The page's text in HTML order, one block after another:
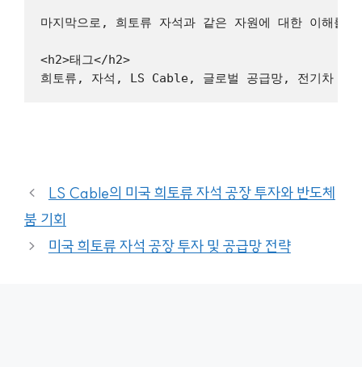
마지막으로, 희토류 자석과 같은 자원에 대한 이
<h2>태그</h2>
LS Cable의 미국 희토류 자석 공장 투자와 반도체
붐 기회
미국 희토류 자석 공장 투자 및 공급망 전략